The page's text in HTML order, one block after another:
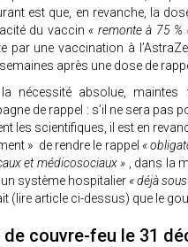
est que, en revanche, la
du vaccin « remonte à 75
par une vaccination à
après une dose de
la nécessité absolue,
de rappel : s’il ne sera pas
les scientifiques, il est en
» de rendre le rappel «
et médicosociaux »
, dans la
système hospitalier « déjà
(lire article ci-dessus) que le
de couvre-feu le 31